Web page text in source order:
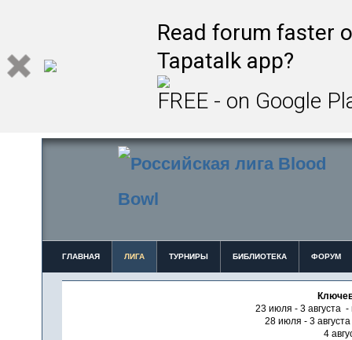
Read forum faster
Tapatalk app?
FREE - on Google
ГЛАВНАЯ ЛИГА ТУРНИРЫ БИБЛИОТЕКА ФОРУМ
23 июля - 3 августа -
28 июля - 3
4